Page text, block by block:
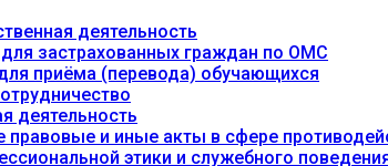
деятельность
застрахованных граждан по ОМС
приёма (перевода) обучающихся
деятельность
и иные акты в сфере
этики и служебного